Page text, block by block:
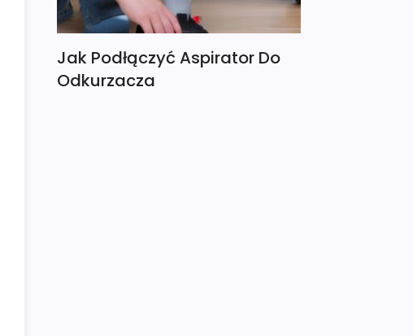
Jak Podłączyć Aspirator Do
Odkurzacza